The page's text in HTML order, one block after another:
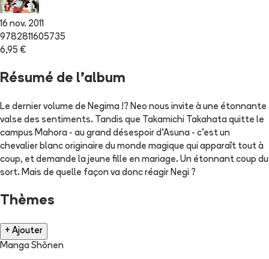
16 nov. 2011
9782811605735
6,95 €
Résumé de l'album
Le dernier volume de Negima !? Neo nous invite à une étonnante
valse des sentiments. Tandis que Takamichi Takahata quitte le
campus Mahora - au grand désespoir d'Asuna - c'est un
chevalier blanc originaire du monde magique qui apparaît tout à
coup, et demande la jeune fille en mariage. Un étonnant coup du
sort. Mais de quelle façon va donc réagir Negi ?
Thèmes
+ Ajouter
Manga Shōnen